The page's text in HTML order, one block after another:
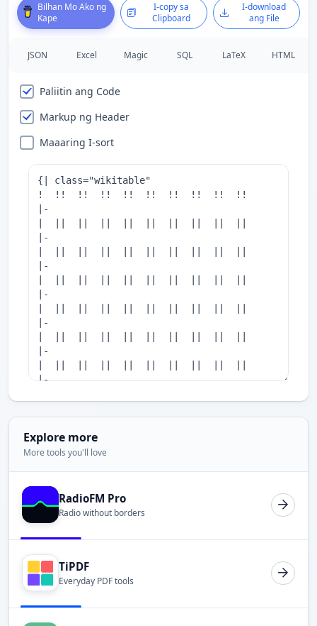
Bilhan Mo Ako ng
Kape
I-copy sa
Clipboard
I-download
ang File
JSON Excel Magic SQL LaTeX HTML
Paliitin ang Code
Markup ng Header
Maaaring I-sort
Explore more
More tools you'll love
RadioFM Pro
Radio without borders
TiPDF
Everyday PDF tools